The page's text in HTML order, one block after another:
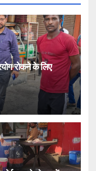
रोकने के लिए